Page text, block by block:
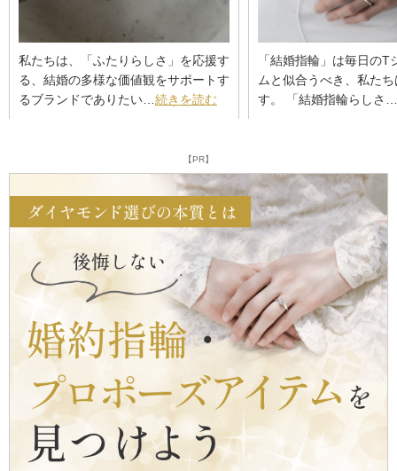
私たちは、「ふたりらしさ」を応援す
る、結婚の多様な価値観をサポートす
るブランドでありたい…続きを読む
「結婚指輪」は毎日のT
ムと似合うべき、私た
す。 「結婚指輪らしさ…
【PR】